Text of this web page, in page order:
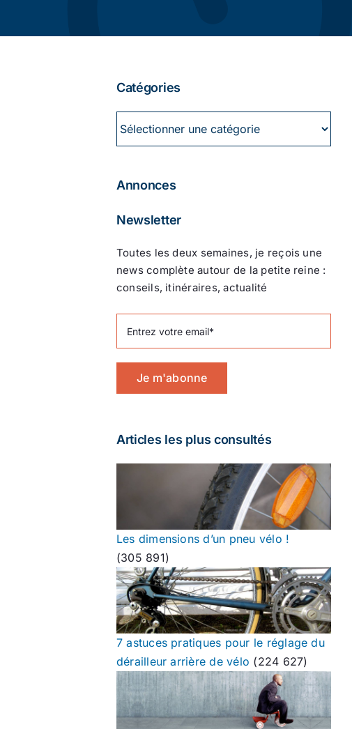
Catégories
Annonces
Newsletter
Toutes les deux semaines, je reçois une
news complète autour de la petite reine :
conseils, itinéraires, actualité
Je m'abonne
Articles les plus consultés
Les dimensions d’un pneu vélo !
(305 891)
7 astuces pratiques pour le réglage du
dérailleur arrière de vélo (224 627)